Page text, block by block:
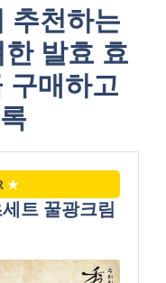
추천하는
발효 효
구매하고
★
트 꿀광크림